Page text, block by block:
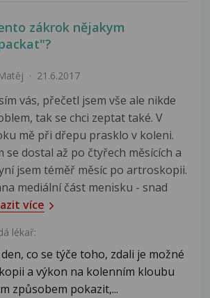
zákrok nějakym
21.6.2017
vás, přečetl jsem vše ale nikde
tak se chci zeptat také. V
mě při dřepu prasklo v koleni.
se dostal až po čtyřech měsících a
jsem téměř měsíc po artroskopii.
mediální část menisku - snad
více
lékař:
co se týče toho, zdali je možné
a výkon na kolenním kloubu
způsobem pokazit,...